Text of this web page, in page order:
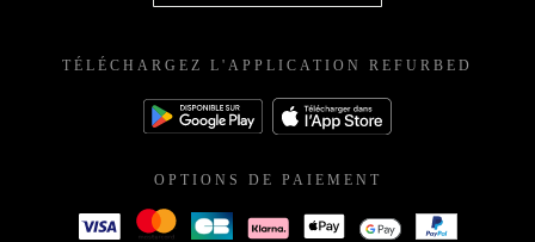
TÉLÉCHARGEZ L'APPLICATION REFURBED
OPTIONS DE PAIEMENT